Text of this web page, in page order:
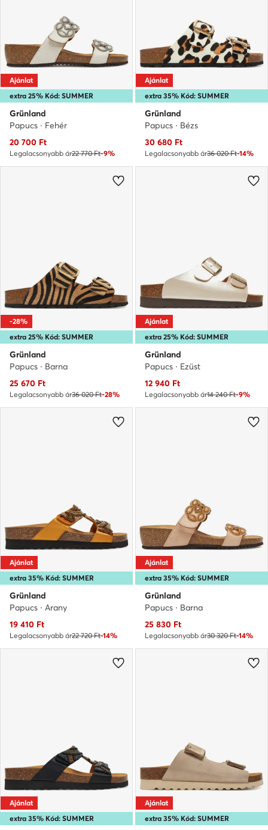
extra 25% Kód: SUMMER
Ajánlat
Grünland
Papucs · Fehér
Aktuális ár
20 700 Ft
Legalacsonyabb ár22 770 Ft-9%
extra 35% Kód: SUMMER
Ajánlat
Grünland
Papucs · Bézs
Aktuális ár
30 680 Ft
Legalacsonyabb ár36 020 Ft-14%
extra 25% Kód: SUMMER
-28%
Grünland
Papucs · Barna
Aktuális ár
25 670 Ft
Legalacsonyabb ár36 020 Ft-28%
extra 25% Kód: SUMMER
Ajánlat
Grünland
Papucs · Ezüst
Aktuális ár
12 940 Ft
Legalacsonyabb ár14 240 Ft-9%
extra 35% Kód: SUMMER
Ajánlat
Grünland
Papucs · Arany
Aktuális ár
19 410 Ft
Legalacsonyabb ár22 720 Ft-14%
extra 35% Kód: SUMMER
Ajánlat
Grünland
Papucs · Barna
Aktuális ár
25 830 Ft
Legalacsonyabb ár30 320 Ft-14%
extra 35% Kód: SUMMER
Ajánlat
extra 35% Kód: SUMMER
Ajánlat